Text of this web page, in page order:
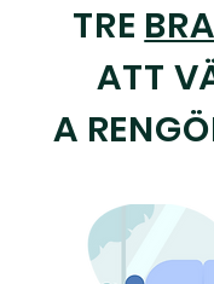
TRE BRA
ATT
A